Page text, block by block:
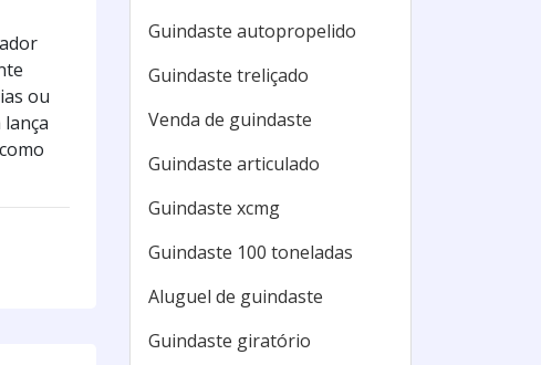
ou
Guindaste autopropelido
Guindaste treliçado
Venda de guindaste
Guindaste articulado
Guindaste xcmg
Guindaste 100 toneladas
Aluguel de guindaste
Guindaste giratório